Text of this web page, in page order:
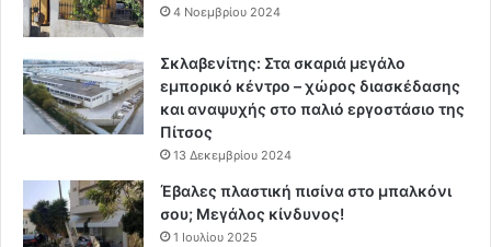
4 Νοεμβρίου 2024
Σκλαβενίτης: Στα σκαριά μεγάλο
εμπορικό κέντρο – χώρος διασκέδασης
και αναψυχής στο παλιό εργοστάσιο της
Πίτσος
13 Δεκεμβρίου 2024
Έβαλες πλαστική πισίνα στο μπαλκόνι
σου; Μεγάλος κίνδυνος!
1 Ιουλίου 2025